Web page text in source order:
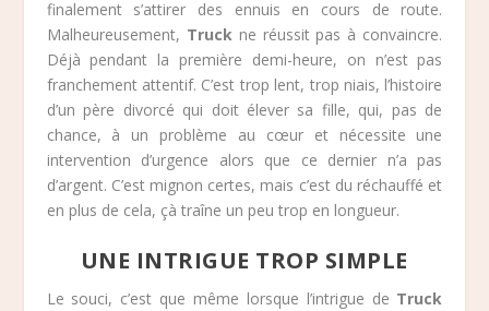
finalement s’attirer des ennuis en cours de route.
Malheureusement, Truck ne réussit pas à convaincre.
Déjà pendant la première demi-heure, on n’est pas
franchement attentif. C’est trop lent, trop niais, l’histoire
d’un père divorcé qui doit élever sa fille, qui, pas de
chance, à un problème au cœur et nécessite une
intervention d’urgence alors que ce dernier n’a pas
d’argent. C’est mignon certes, mais c’est du réchauffé et
en plus de cela, çà traîne un peu trop en longueur.
UNE INTRIGUE TROP SIMPLE
Le souci, c’est que même lorsque l’intrigue de Truck